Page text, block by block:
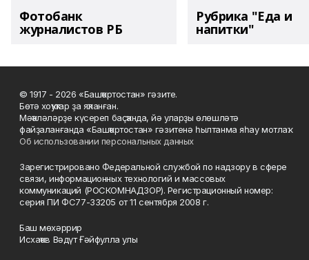
Фотобанк
журналистов РБ
Рубрика "Еда и
напитки"
© 1917 - 2026 «Башҡортостан» гәзите.
Бөтә хоҡуҡтар ҙа яҡланған.
Мәҡәләләрҙе күсереп баҫҡанда, йә уларҙы өлөшләтә
файҙаланғанда «Башҡортостан» гәзитенә һылтанма яһау мотлаҡ.
Об использовании персональных данных
Зарегистрировано Федеральной службой по надзору в сфере
связи, информационных технологий и массовых
коммуникаций (РОСКОМНАДЗОР). Регистрационный номер:
серия ПИ ФС77-33205 от 11 сентября 2008 г.
Баш мөхәррир
Исхаҡов Вәдүт Ғәйфулла улы